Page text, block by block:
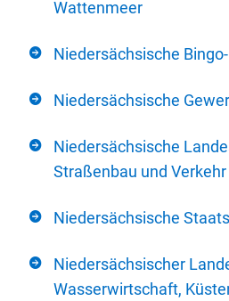
Wattenmeer
Niedersächsische
Niedersächsische
Niedersächsische
Straßenbau und Verkehr
Niedersächsische
Niedersächsischer
Wasserwirtschaft,